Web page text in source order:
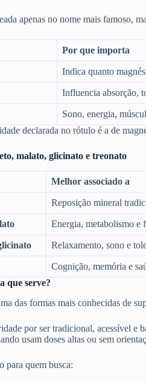
apenas no nome mais famoso,
Por que importa
Indica quanto
Influencia absorção,
Sono, energia,
declarada no rótulo é a de
malato, glicinato e treonato
Melhor associado a
Reposição mineral
Energia, metabolismo e
Relaxamento, sono e
Cognição, memória e
que serve?
das formas mais conhecidas de
por ser tradicional, acessível e
usam doses altas ou sem
para quem busca: